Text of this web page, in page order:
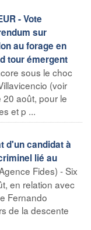
- Vote
sur
au forage en
tour émergent
sous le choc
(voir
août, pour le
et p ...
d'un candidat à
lié au
Fides) - Six
en relation avec
Fernando
de la descente